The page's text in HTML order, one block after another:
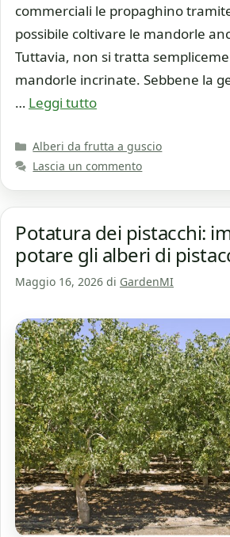
commerciali le propaghino
possibile coltivare le mandorle
Tuttavia, non si tratta
mandorle incrinate. Sebbene la
… Leggi tutto
Categorie
Alberi da frutta a guscio
Lascia un commento
Potatura dei pistacchi:
potare gli alberi di
Maggio 16, 2026 di GardenMI